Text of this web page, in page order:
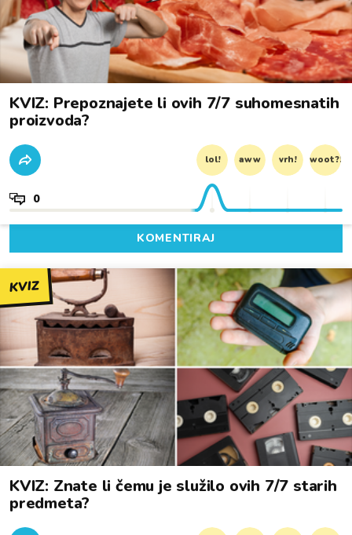
KVIZ: Prepoznajete li ovih 7/7 suhomesnatih
proizvoda?
lol! aww vrh! woot?!
0
KOMENTIRAJ
KVIZ
KVIZ: Znate li čemu je služilo ovih 7/7 starih
predmeta?